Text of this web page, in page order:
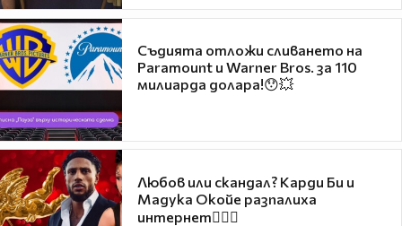
Съдията отложи сливането на
Paramount и Warner Bros. за 110
милиарда долара!😯💥
Любов или скандал? Карди Би и
Мадука Окойе разпалиха
интернет❤️‍🔥🔥